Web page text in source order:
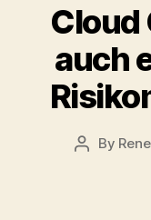
Cloud
auch
Post
By